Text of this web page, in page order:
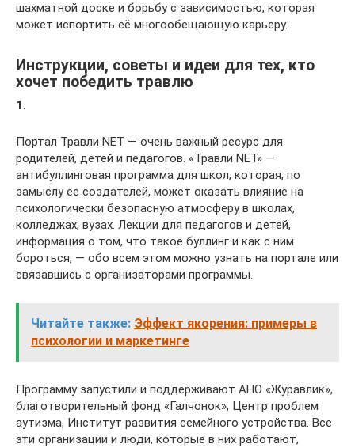
шахматной доске и борьбу с зависимостью, которая
может испортить её многообещающую карьеру.
Инструкции, советы и идеи для тех, кто
хочет победить травлю
1.
Портал Травли NET — очень важный ресурс для
родителей, детей и педагогов. «Травли NET» —
антибуллинговая программа для школ, которая, по
замыслу ее создателей, может оказать влияние на
психологически безопасную атмосферу в школах,
колледжах, вузах. Лекции для педагогов и детей,
информация о том, что такое буллинг и как с ним
бороться, — обо всем этом можно узнать на портале или
связавшись с организаторами программы.
Читайте также: Эффект якорения: примеры в
психологии и маркетинге
Программу запустили и поддерживают АНО «Журавлик»,
благотворительный фонд «Галчонок», Центр проблем
аутизма, Институт развития семейного устройства. Все
эти организации и люди, которые в них работают,